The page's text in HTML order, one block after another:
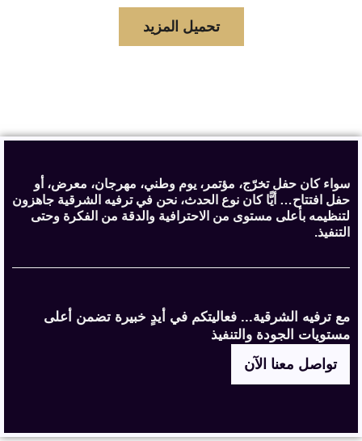
تحميل المزيد
سواء كان حفل تخرّج، مؤتمر، يوم وطني، مهرجان، معرض، أو
حفل افتتاح… أيًّا كان نوع الحدث، نحن في ترفيه الشرقية جاهزون
لتنظيمه بأعلى مستوى من الاحترافية والدقة من الفكرة وحتى
التنفيذ.
مع ترفيه الشرقية... فعاليتكم في أيدٍ خبيرة تضمن أعلى
مستويات الجودة والتنفيذ
تواصل معنا الآن